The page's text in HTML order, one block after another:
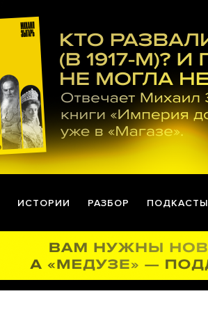
ИСТОРИИ РАЗБОР ПОДКАСТЫ